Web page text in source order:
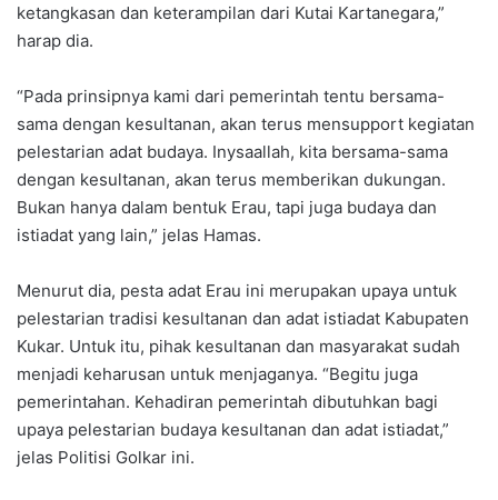
ketangkasan dan keterampilan dari Kutai Kartanegara,”
harap dia.
“Pada prinsipnya kami dari pemerintah tentu bersama-
sama dengan kesultanan, akan terus mensupport kegiatan
pelestarian adat budaya. Inysaallah, kita bersama-sama
dengan kesultanan, akan terus memberikan dukungan.
Bukan hanya dalam bentuk Erau, tapi juga budaya dan
istiadat yang lain,” jelas Hamas.
Menurut dia, pesta adat Erau ini merupakan upaya untuk
pelestarian tradisi kesultanan dan adat istiadat Kabupaten
Kukar. Untuk itu, pihak kesultanan dan masyarakat sudah
menjadi keharusan untuk menjaganya. “Begitu juga
pemerintahan. Kehadiran pemerintah dibutuhkan bagi
upaya pelestarian budaya kesultanan dan adat istiadat,”
jelas Politisi Golkar ini.